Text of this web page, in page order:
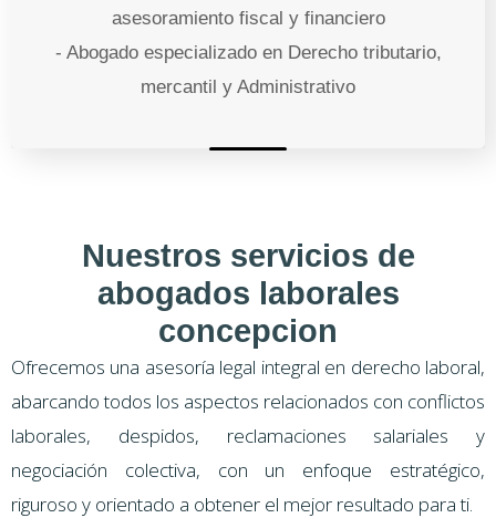
asesoramiento fiscal y financiero
- Abogado especializado en Derecho tributario,
mercantil y Administrativo
Nuestros servicios de
abogados laborales
concepcion
Ofrecemos una asesoría legal integral en derecho laboral,
abarcando todos los aspectos relacionados con conflictos
laborales, despidos, reclamaciones salariales y
negociación colectiva, con un enfoque estratégico,
riguroso y orientado a obtener el mejor resultado para ti.